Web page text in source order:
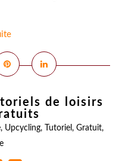
de loisirs
, Upcycling, Tutoriel , Gratuit,